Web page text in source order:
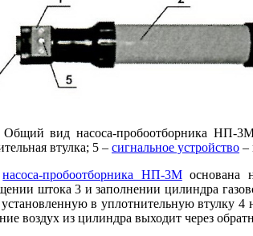
вид насоса-пробоотборника НП-
втулка; 5 – сигнальное устройство –
насоса-пробоотборника НП-3Моснована
штока 3 и заполнении цилиндра
в уплотнительную втулку 4
воздух из цилиндра выходит через